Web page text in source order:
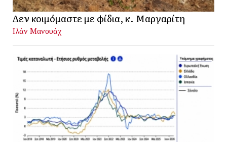
Δεν κοιμόμαστε με φίδια, κ. Μαργαρίτη
Ιλάν Μανουάχ